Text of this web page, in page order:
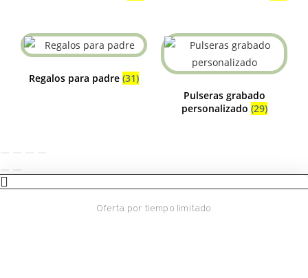
Regalos para padre (31)
Pulseras grabado
personalizado (29)
Oferta por tiempo limitado